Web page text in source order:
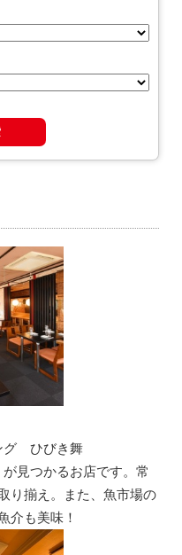
グ ひびき舞
見つかるお店です。常
り揃え。また、魚市場の
介も美味！